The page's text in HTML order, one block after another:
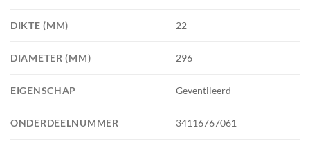
DIKTE (MM) 22
DIAMETER (MM) 296
EIGENSCHAP Geventileerd
ONDERDEELNUMMER 34116767061